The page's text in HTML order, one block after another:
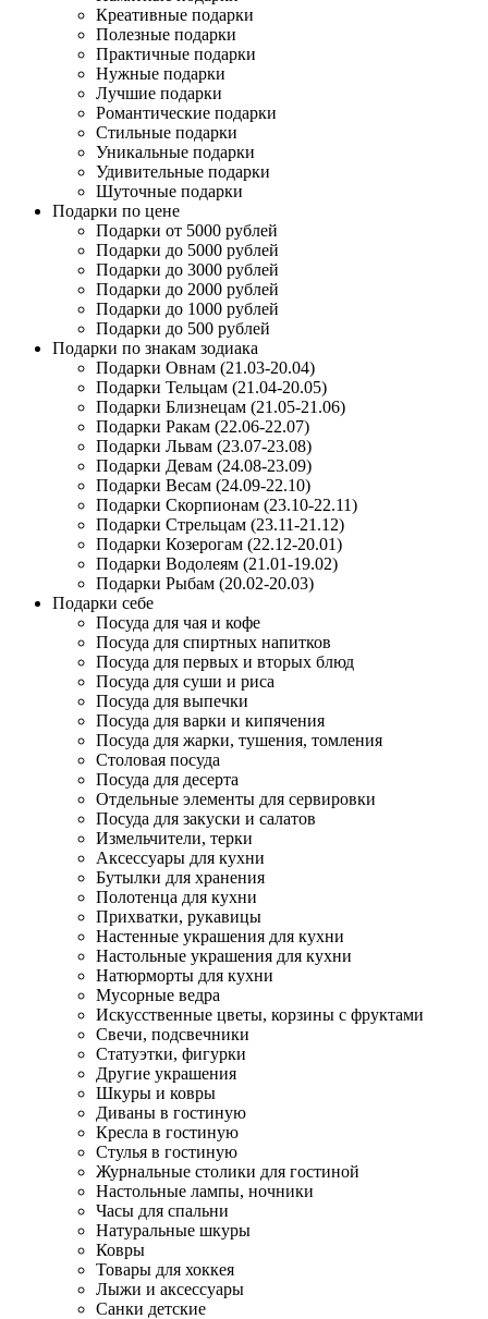
Креативные подарки
Полезные подарки
Практичные подарки
Нужные подарки
Лучшие подарки
Романтические подарки
Стильные подарки
Уникальные подарки
Удивительные подарки
Шуточные подарки
Подарки по цене
Подарки от 5000 рублей
Подарки до 5000 рублей
Подарки до 3000 рублей
Подарки до 2000 рублей
Подарки до 1000 рублей
Подарки до 500 рублей
Подарки по знакам зодиака
Подарки Овнам (21.03-20.04)
Подарки Тельцам (21.04-20.05)
Подарки Близнецам (21.05-21.06)
Подарки Ракам (22.06-22.07)
Подарки Львам (23.07-23.08)
Подарки Девам (24.08-23.09)
Подарки Весам (24.09-22.10)
Подарки Скорпионам (23.10-22.11)
Подарки Стрельцам (23.11-21.12)
Подарки Козерогам (22.12-20.01)
Подарки Водолеям (21.01-19.02)
Подарки Рыбам (20.02-20.03)
Подарки себе
Посуда для чая и кофе
Посуда для спиртных напитков
Посуда для первых и вторых блюд
Посуда для суши и риса
Посуда для выпечки
Посуда для варки и кипячения
Посуда для жарки, тушения, томления
Столовая посуда
Посуда для десерта
Отдельные элементы для сервировки
Посуда для закуски и салатов
Измельчители, терки
Аксессуары для кухни
Бутылки для хранения
Полотенца для кухни
Прихватки, рукавицы
Настенные украшения для кухни
Настольные украшения для кухни
Натюрморты для кухни
Мусорные ведра
Искусственные цветы, корзины с фруктами
Свечи, подсвечники
Статуэтки, фигурки
Другие украшения
Шкуры и ковры
Диваны в гостиную
Кресла в гостиную
Стулья в гостиную
Журнальные столики для гостиной
Настольные лампы, ночники
Часы для спальни
Натуральные шкуры
Ковры
Товары для хоккея
Лыжи и аксессуары
Санки детские